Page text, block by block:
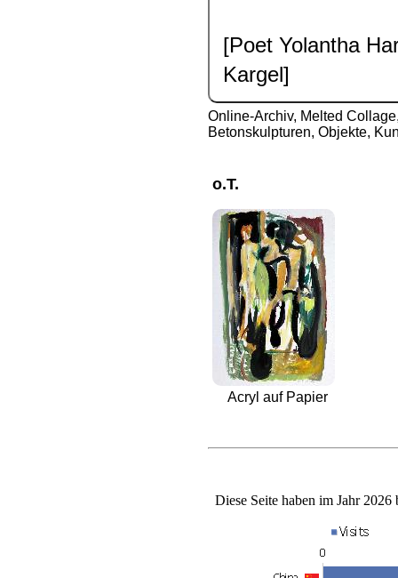
[Poet Yolantha
Kargel]
Online-Archiv, Melted
Betonskulpturen, Objekte,
o.T.
Acryl auf Papier